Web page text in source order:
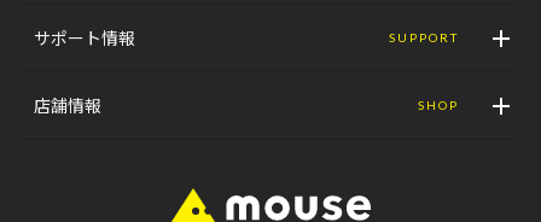
サポート情報 SUPPORT
店舗情報 SHOP